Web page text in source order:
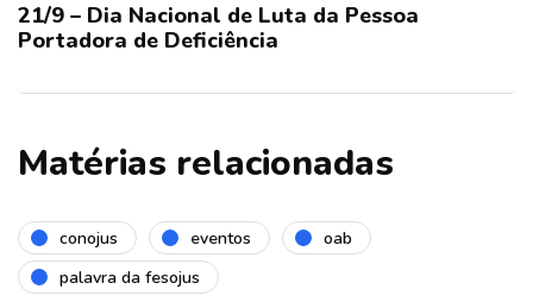
21/9 – Dia Nacional de Luta da Pessoa
Portadora de Deficiência
Matérias relacionadas
conojus eventos
oab
palavra da fesojus